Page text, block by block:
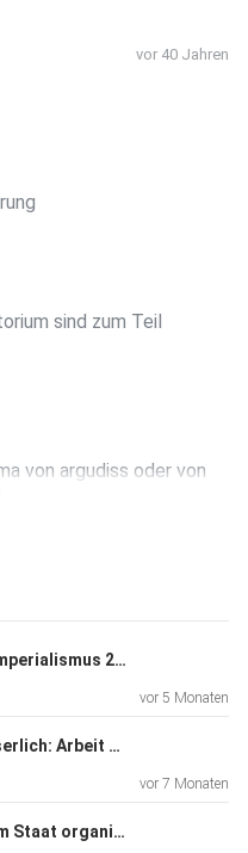
vor 40 Jahren
sind zum Teil
von argudiss oder von
3-20
Trumps Zollkrieg - US-Imperialismus 2.0
vor 5 Monaten
Unvernünftig, unverbesserlich: Arbeit & Reichtum im Kapitalismus
vor 7 Monaten
Vom Kapital benutzt, vom Staat organisiert, von Patrioten beargwöhnt: Deutschland, seine Migration und seine Migrationspolitik